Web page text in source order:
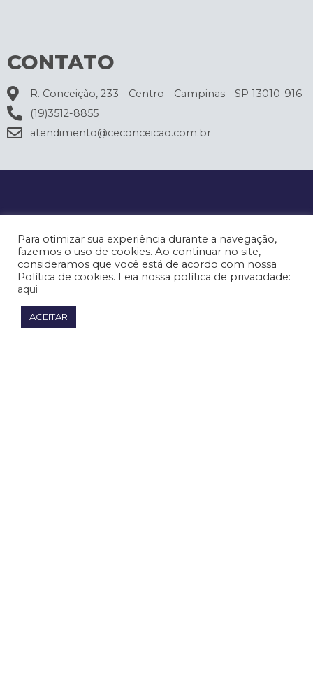
CONTATO
R. Conceição, 233 - Centro - Campinas - SP 13010-916
(19)3512-8855
atendimento@ceconceicao.com.br
Para otimizar sua experiência durante a navegação,
fazemos o uso de cookies. Ao continuar no site,
consideramos que você está de acordo com nossa
Política de cookies. Leia nossa política de privacidade:
aqui
ACEITAR